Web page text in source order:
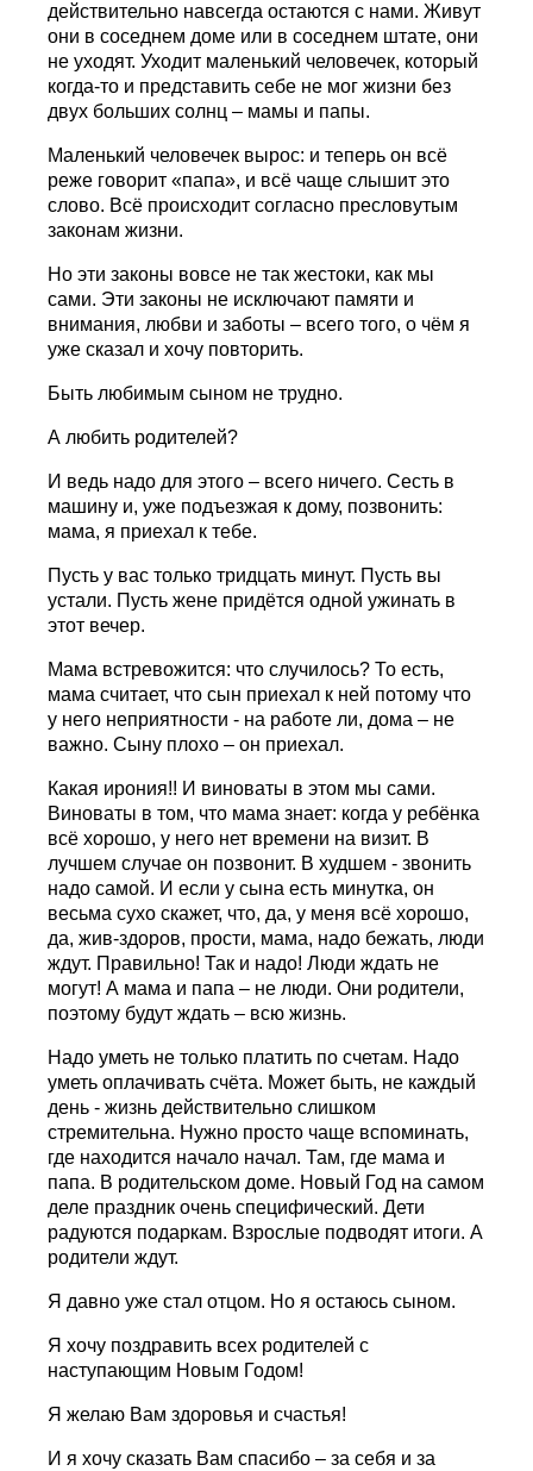
действительно навсегда остаются с нами. Живут
они в соседнем доме или в соседнем штате, они
не уходят. Уходит маленький человечек, который
когда-то и представить себе не мог жизни без
двух больших солнц – мамы и папы.
Маленький человечек вырос: и теперь он всё
реже говорит «папа», и всё чаще слышит это
слово. Всё происходит согласно пресловутым
законам жизни.
Но эти законы вовсе не так жестоки, как мы
сами. Эти законы не исключают памяти и
внимания, любви и заботы – всего того, о чём я
уже сказал и хочу повторить.
Быть любимым сыном не трудно.
А любить родителей?
И ведь надо для этого – всего ничего. Сесть в
машину и, уже подъезжая к дому, позвонить:
мама, я приехал к тебе.
Пусть у вас только тридцать минут. Пусть вы
устали. Пусть жене придётся одной ужинать в
этот вечер.
Мама встревожится: что случилось? То есть,
мама считает, что сын приехал к ней потому что
у него неприятности - на работе ли, дома – не
важно. Сыну плохо – он приехал.
Какая ирония!! И виноваты в этом мы сами.
Виноваты в том, что мама знает: когда у ребёнка
всё хорошо, у него нет времени на визит. В
лучшем случае он позвонит. В худшем - звонить
надо самой. И если у сына есть минутка, он
весьма сухо скажет, что, да, у меня всё хорошо,
да, жив-здоров, прости, мама, надо бежать, люди
ждут. Правильно! Так и надо! Люди ждать не
могут! А мама и папа – не люди. Они родители,
поэтому будут ждать – всю жизнь.
Надо уметь не только платить по счетам. Надо
уметь оплачивать счёта. Может быть, не каждый
день - жизнь действительно слишком
стремительна. Нужно просто чаще вспоминать,
где находится начало начал. Там, где мама и
папа. В родительском доме. Новый Год на самом
деле праздник очень специфический. Дети
радуются подаркам. Взрослые подводят итоги. А
родители ждут.
Я давно уже стал отцом. Но я остаюсь сыном.
Я хочу поздравить всех родителей с
наступающим Новым Годом!
Я желаю Вам здоровья и счастья!
И я хочу сказать Вам спасибо – за себя и за